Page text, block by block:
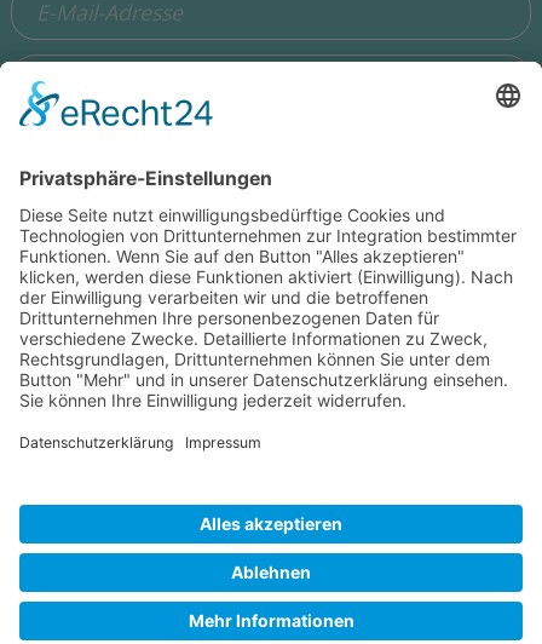
Ich stimme zu, dass meine Angaben aus dem Formular zur
Beantwortung meiner Anfrage erhoben und verarbeitet
werden. Die Daten werden so lange gespeichert, bis ein
Widerspruch erfolgt. Hinweis: Sie können Ihre Einwilligung
jederzeit in der Zukunft per Mail anhello@wisdomeurope.eu
widerrufen. Detaillierte Informationen zum Umgang mit
Nutzerdaten finden Sie in unsererDatenschutzerklärung.